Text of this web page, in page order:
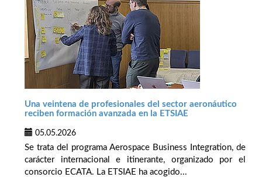
Una veintena de profesionales del sector aeronáutico
reciben formación avanzada en la ETSIAE
05.05.2026
Se trata del programa Aerospace Business Integration, de
carácter internacional e itinerante, organizado por el
consorcio ECATA. La ETSIAE ha acogido...